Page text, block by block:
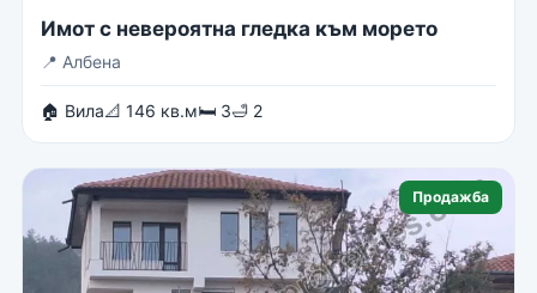
Имот с невероятна гледка към морето
📍 Албена
🏠 Вила📐 146 кв.м🛏 3🛁 2
Продажба